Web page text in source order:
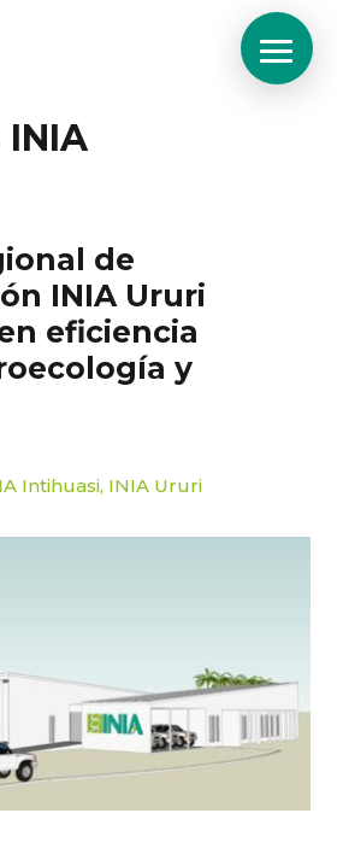
de
INIA Ururi
eficiencia
y
Intihuasi, INIA Ururi